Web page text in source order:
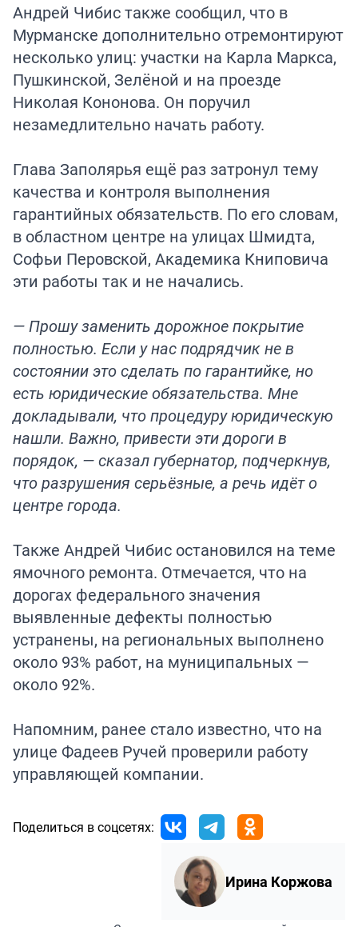
Андрей Чибис также сообщил, что в
Мурманске дополнительно отремонтируют
несколько улиц: участки на Карла Маркса,
Пушкинской, Зелёной и на проезде
Николая Кононова. Он поручил
незамедлительно начать работу.
Глава Заполярья ещё раз затронул тему
качества и контроля выполнения
гарантийных обязательств. По его словам,
в областном центре на улицах Шмидта,
Софьи Перовской, Академика Книповича
эти работы так и не начались.
— Прошу заменить дорожное покрытие
полностью. Если у нас подрядчик не в
состоянии это сделать по гарантийке, но
есть юридические обязательства. Мне
докладывали, что процедуру юридическую
нашли. Важно, привести эти дороги в
порядок, — сказал губернатор, подчеркнув,
что разрушения серьёзные, а речь идёт о
центре города.
Также Андрей Чибис остановился на теме
ямочного ремонта. Отмечается, что на
дорогах федерального значения
выявленные дефекты полностью
устранены, на региональных выполнено
около 93% работ, на муниципальных —
около 92%.
Напомним, ранее стало известно, что на
улице Фадеев Ручей проверили работу
управляющей компании.
Поделиться в соцсетях:
Ирина Коржова